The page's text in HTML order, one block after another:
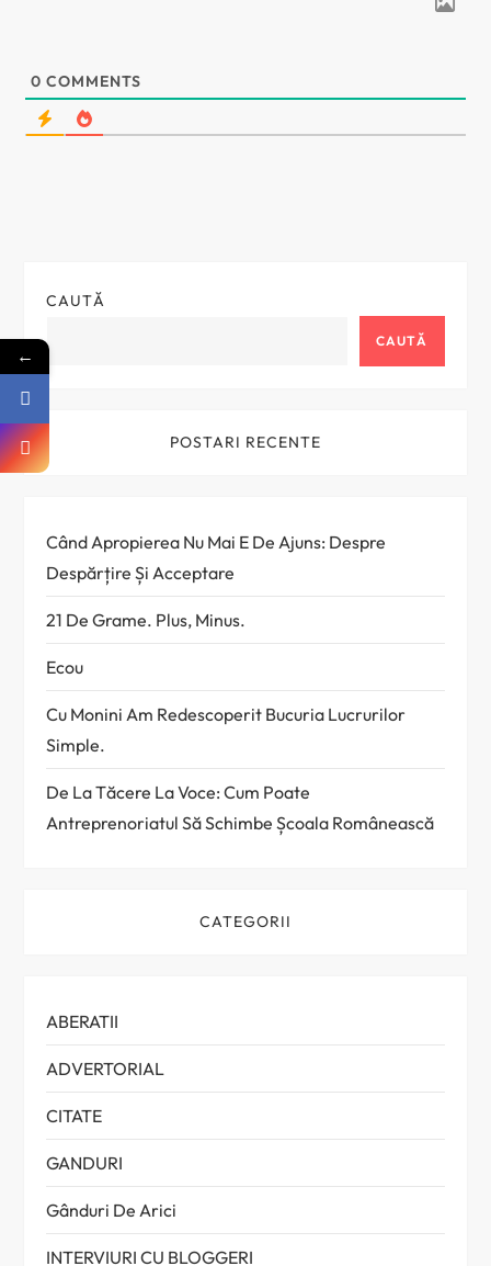
î
t
l
e
0 COMMENTS
CAUTĂ
CAUTĂ
POSTARI RECENTE
Când Apropierea Nu Mai E De Ajuns: Despre
Despărțire Și Acceptare
21 De Grame. Plus, Minus.
Ecou
Cu Monini Am Redescoperit Bucuria Lucrurilor
Simple.
De La Tăcere La Voce: Cum Poate
Antreprenoriatul Să Schimbe Școala Românească
CATEGORII
ABERATII
ADVERTORIAL
CITATE
GANDURI
Gânduri De Arici
INTERVIURI CU BLOGGERI
←